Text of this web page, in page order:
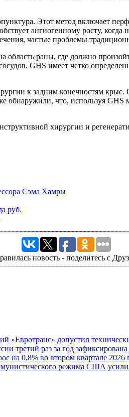
Этот метод включает
ангиогенному росту,
частые проблемы
область раны, где должно
GHS имеет четко
к задним конечностям
обнаружили, что, используя
хирургии и
Сэма Хамры
руб.
новость - поделитесь с
«Евротранс» допустил
третий раз за год
на 0,8% во втором квартале 2026
США